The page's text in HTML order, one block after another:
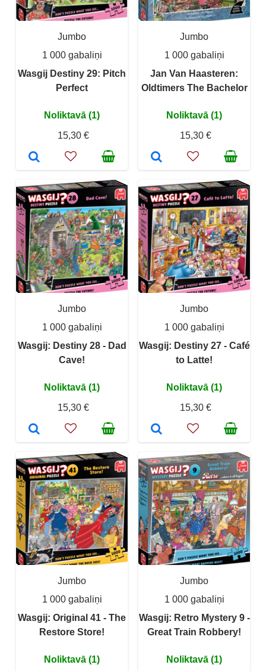
Jumbo
1 000 gabaliņi
Wasgij Destiny 29: Pitch
Perfect
Noliktavā (1)
15,30 €
Jumbo
1 000 gabaliņi
Jan Van Haasteren:
Oldtimers The Bachelor
Noliktavā (1)
15,30 €
Jumbo
1 000 gabaliņi
Wasgij: Destiny 28 - Dad
Cave!
Noliktavā (1)
15,30 €
Jumbo
1 000 gabaliņi
Wasgij: Destiny 27 - Café
to Latte!
Noliktavā (1)
15,30 €
Jumbo
1 000 gabaliņi
Wasgij: Original 41 - The
Restore Store!
Noliktavā (1)
Jumbo
1 000 gabaliņi
Wasgij: Retro Mystery 9 -
Great Train Robbery!
Noliktavā (1)